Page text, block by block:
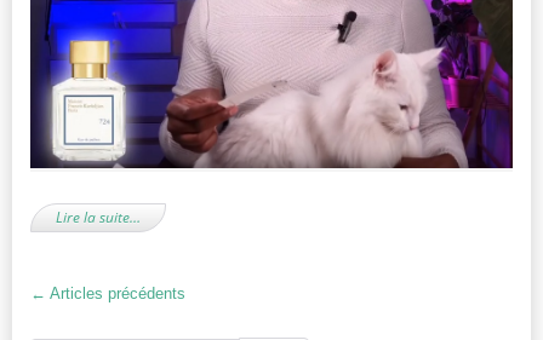
Lire la suite…
← Articles précédents